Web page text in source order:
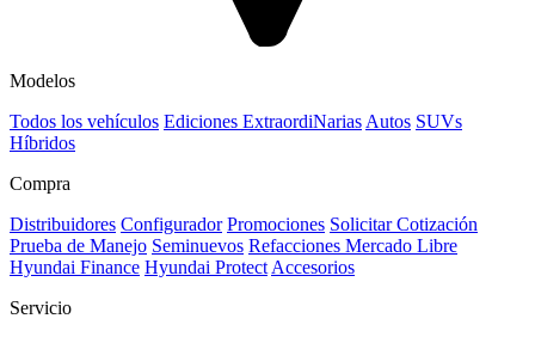
Modelos
Todos los vehículos Ediciones ExtraordiNarias Autos SUVs
Híbridos
Compra
Distribuidores Configurador Promociones Solicitar Cotización
Prueba de Manejo Seminuevos Refacciones Mercado Libre
Hyundai Finance Hyundai Protect Accesorios
Servicio